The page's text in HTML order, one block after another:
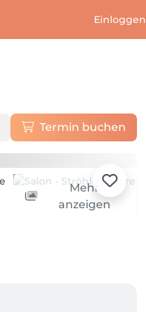
Einloggen
Termin buchen
Mehr
anzeigen